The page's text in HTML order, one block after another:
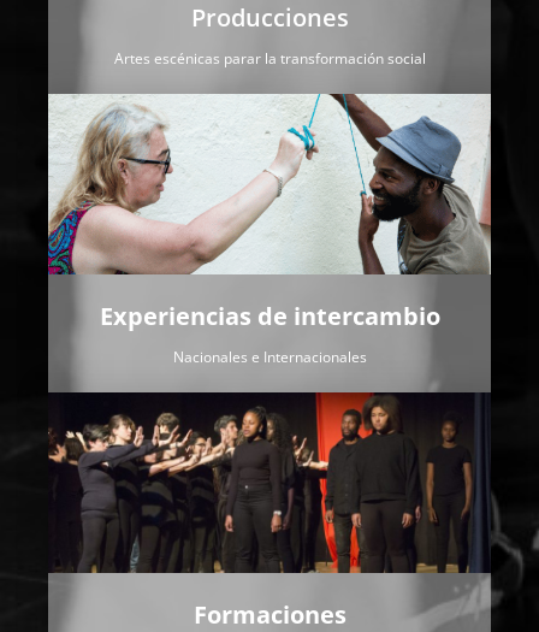
Producciones
Artes escénicas parar la transformación social
Experiencias de intercambio
Nacionales e Internacionales
Formaciones